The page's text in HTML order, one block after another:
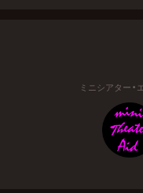
ミニシアター・